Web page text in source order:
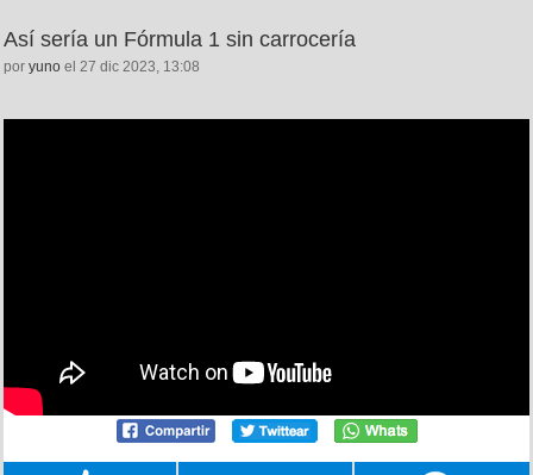
Así sería un Fórmula 1 sin carrocería
por yuno el 27 dic 2023, 13:08